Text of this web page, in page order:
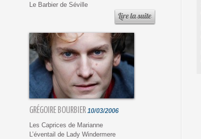
Le Barbier de Séville
GRÉGOIRE BOURBIER 10/03/2006
Les Caprices de Marianne
L’éventail de Lady Windermere